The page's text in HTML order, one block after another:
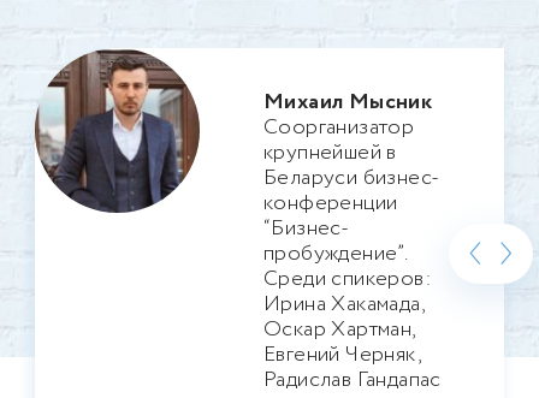
Михаил Мысник
Соорганизатор
крупнейшей в
Беларуси бизнес-
конференции
“Бизнес-
пробуждение”.
Среди спикеров:
Ирина Хакамада,
Оскар Хартман,
Евгений Черняк,
Радислав Гандапас
‹ ›